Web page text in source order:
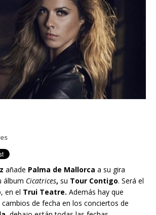
añade Palma de Mallorca a su gira
álbum Cicatrices, su Tour Contigo. Será el
en el Trui Teatre. Además hay que
de fecha en los conciertos de